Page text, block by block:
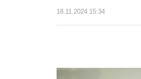
18.11.2024 15:34